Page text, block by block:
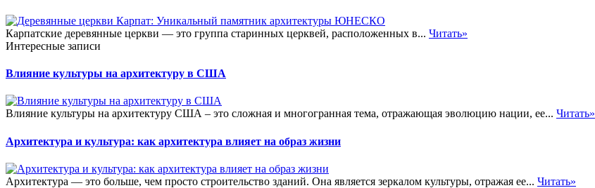
Карпатские деревянные церкви — это группа старинных церквей, расположенных в... Читать»
Интересные записи
Влияние культуры на архитектуру в США
Влияние культуры на архитектуру США – это сложная и многогранная тема, отражающая эволюцию нации, ее... Читать»
Архитектура и культура: как архитектура влияет на образ жизни
Архитектура — это больше, чем просто строительство зданий. Она является зеркалом культуры, отражая ее... Читать»